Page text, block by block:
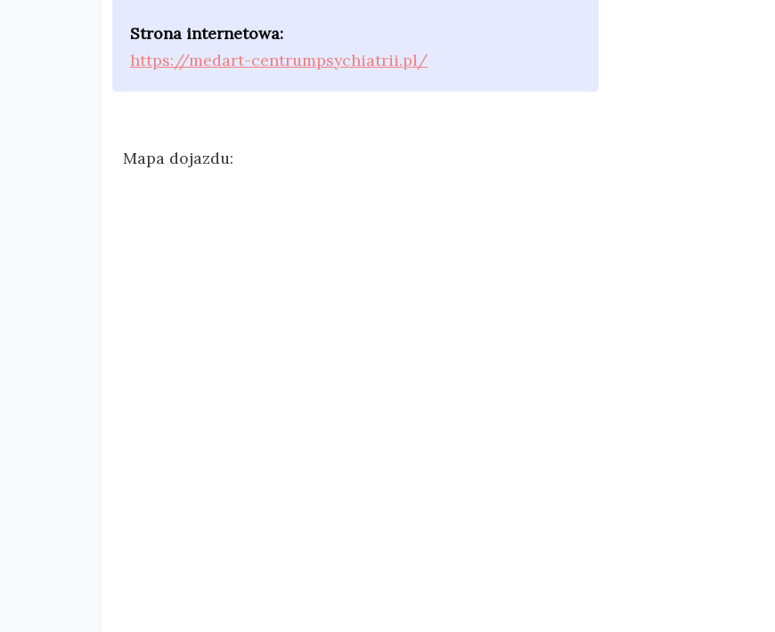
Strona internetowa:
https://medart-centrumpsychiatrii.pl/
Mapa dojazdu: